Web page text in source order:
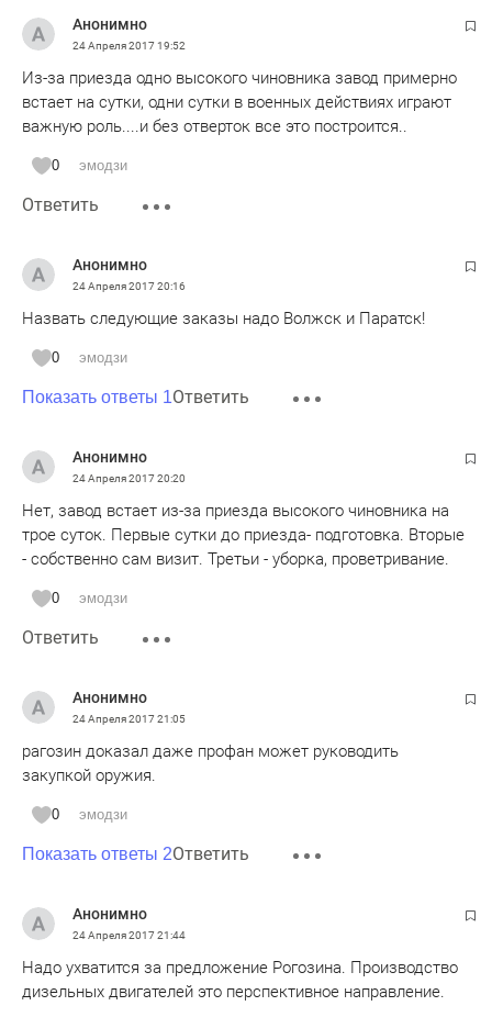
Анонимно
24 Апреля 201719:52
Из-за приезда одно высокого чиновника завод примерно
встает на сутки, одни сутки в военных действиях играют
важную роль....и без отверток все это построится..
0 эмодзи
Ответить
Анонимно
24 Апреля 201720:16
Назвать следующие заказы надо Волжск и Паратск!
0 эмодзи
Показать ответы 1Ответить
Анонимно
24 Апреля 201720:20
Нет, завод встает из-за приезда высокого чиновника на
трое суток. Первые сутки до приезда- подготовка. Вторые
- собственно сам визит. Третьи - уборка, проветривание.
0 эмодзи
Ответить
Анонимно
24 Апреля 201721:05
рагозин доказал даже профан может руководить
закупкой оружия.
0 эмодзи
Показать ответы 2Ответить
Анонимно
24 Апреля 201721:44
Надо ухватится за предложение Рогозина. Производство
дизельных двигателей это перспективное направление.